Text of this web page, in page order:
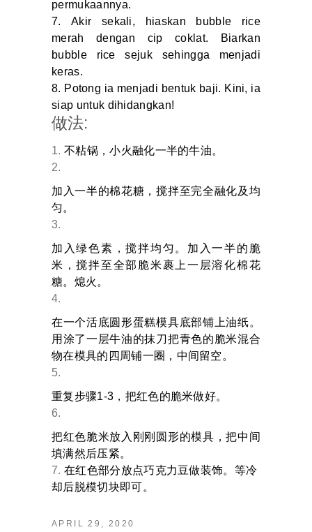
permukaannya.
Akir sekali, hiaskan bubble rice
merah dengan cip coklat. Biarkan
bubble rice sejuk sehingga menjadi
keras.
Potong ia menjadi bentuk baji. Kini, ia
siap untuk dihidangkan!
做法:
不粘锅，小火融化一半的牛油。
加入一半的棉花糖，搅拌至完全融化及均
匀。
加入绿色素，搅拌均匀。加入一半的脆
米，搅拌至全部脆米裹上一层溶化棉花
糖。熄火。
在一个活底圆形蛋糕模具底部铺上油纸。
用涂了一层牛油的抹刀把青色的脆米混合
物在模具的四周铺一圈，中间留空。
重复步骤1-3，把红色的脆米做好。
把红色脆米放入刚刚圆形的模具，把中间
填满然后压紧。
在红色部分放点巧克力豆做装饰。等冷
却后脱模切块即可。
APRIL 29, 2020